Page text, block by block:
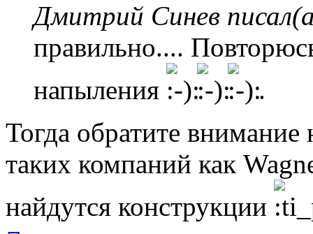
Дмитрий Синев
правильно....
напыления
.
Тогда обратите внимание
таких компаний как
найдутся конструкции